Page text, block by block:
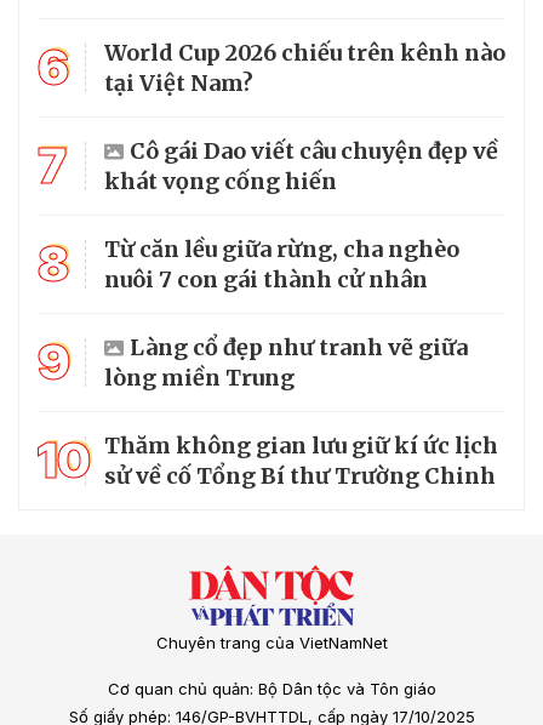
6
World Cup 2026 chiếu trên kênh nào
tại Việt Nam?
7
Cô gái Dao viết câu chuyện đẹp về
khát vọng cống hiến
8
Từ căn lều giữa rừng, cha nghèo
nuôi 7 con gái thành cử nhân
9
Làng cổ đẹp như tranh vẽ giữa
lòng miền Trung
10 Thăm không gian lưu giữ kí ức lịch
sử về cố Tổng Bí thư Trường Chinh
Chuyên trang của VietNamNet
Cơ quan chủ quản: Bộ Dân tộc và Tôn giáo
Số giấy phép: 146/GP-BVHTTDL, cấp ngày 17/10/2025